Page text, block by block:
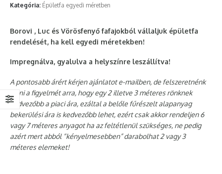
Kategória: Épületfa egyedi méretben
Borovi , Luc és Vörösfenyő fafajokból vállaljuk épületfa
rendelését, ha kell egyedi méretekben!
Impregnálva, gyalulva a helyszínre leszállítva!
A pontosabb árért kérjen ajánlatot e-mailben, de felszeretnénk
hívni a figyelmét arra, hogy egy 2 illetve 3 méteres rönknek
kedvezőbb a piaci ára, ezáltal a belőle fűrészelt alapanyag
bekerülési ára is kedvezőbb lehet, ezért csak akkor rendeljen 6
vagy 7 méteres anyagot ha az feltétlenül szükséges, ne pedig
azért mert abból “kényelmesebben” darabolhat 2 vagy 3
méteres elemeket!